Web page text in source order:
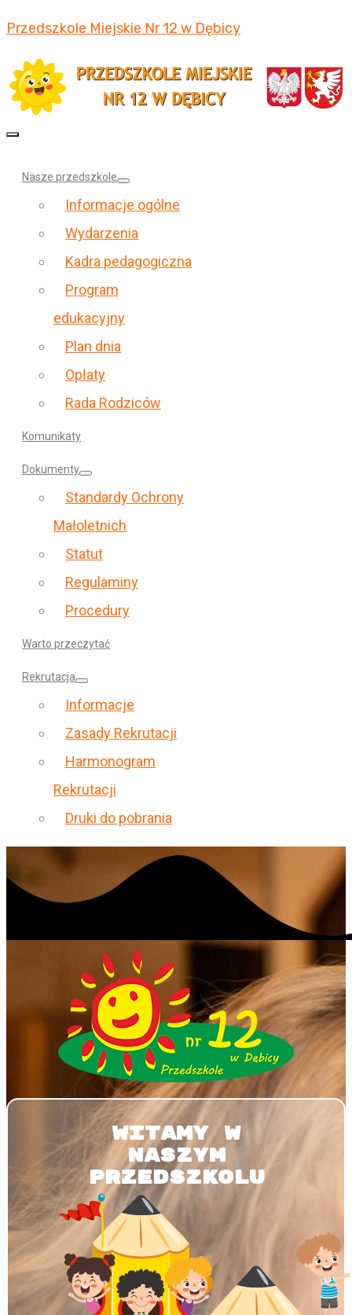
Przedszkole Miejskie Nr 12 w Dębicy
Nasze przedszkole
Informacje ogólne
Wydarzenia
Kadra pedagogiczna
Program
edukacyjny
Plan dnia
Opłaty
Rada Rodziców
Komunikaty
Dokumenty
Standardy Ochrony
Małoletnich
Statut
Regulaminy
Procedury
Warto przeczytać
Rekrutacja
Informacje
Zasady Rekrutacji
Harmonogram
Rekrutacji
Druki do pobrania
WITAMY W
NASZYM
PRZEDSZKOLU